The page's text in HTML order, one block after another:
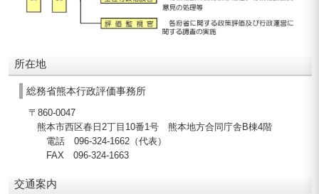
所在地
総務省熊本行政評価事務所
〒860-0047
熊本市西区春日2丁目10番1号 熊本地方合同庁舎B棟4階
電話 096-324-1662（代表）
FAX 096-324-1663
交通案内